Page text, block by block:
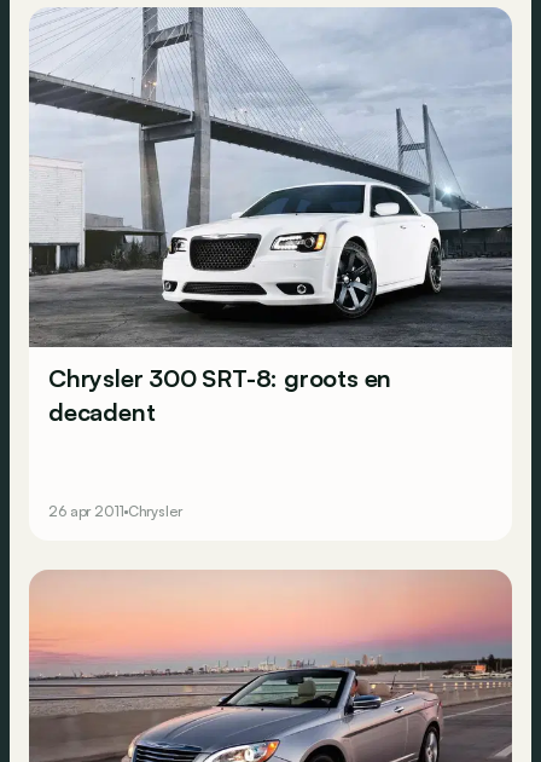
Chrysler 300 SRT-8: groots en
decadent
26 apr 2011 Chrysler